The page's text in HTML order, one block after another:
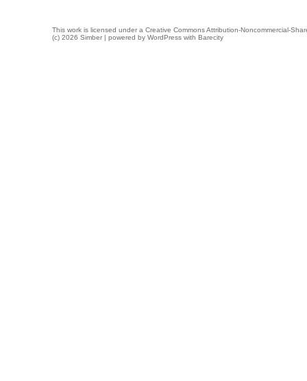
This work is licensed under a Creative Commons Attribution-Noncommercial-
(c) 2026 Simber | powered by WordPress with Barecity